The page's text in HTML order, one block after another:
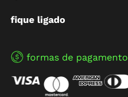
fique ligado
formas de pagamento